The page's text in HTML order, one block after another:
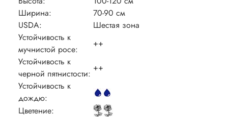
Ширина:
70-90 см
USDA:
Шестая зона
Устойчивость к
мучнистой росе:
++
Устойчивость к
черной пятнистости:
++
Устойчивость к
дождю:
Цветение: